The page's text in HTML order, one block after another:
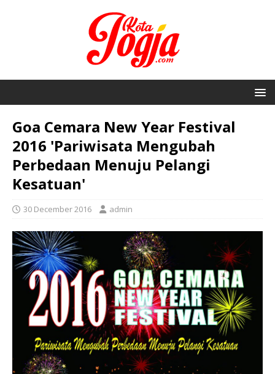
Goa Cemara New Year Festival
2016 'Pariwisata Mengubah
Perbedaan Menuju Pelangi
Kesatuan'
30 December 2016 admin